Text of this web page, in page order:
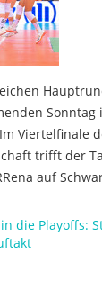
Viertelfinale
trifft der
auf
die Playoffs: